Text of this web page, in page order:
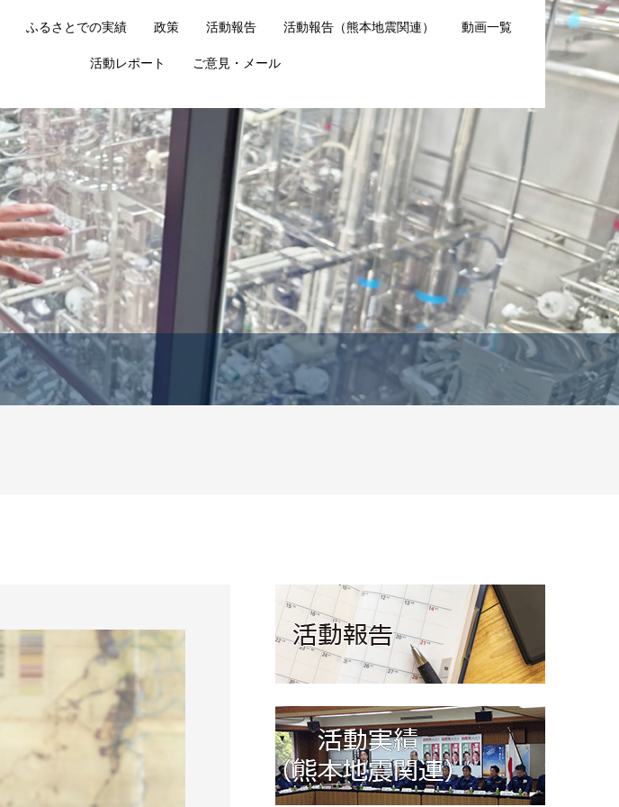
ふるさとでの実績 政策 活動報告 活動報告（熊本地震関連） 動画一覧
活動レポート ご意見・メール